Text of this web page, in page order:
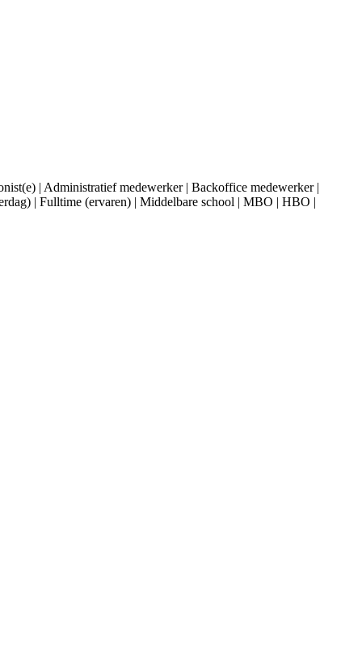
| Administratief medewerker | Backoffice medewerker |
| Fulltime (ervaren) | Middelbare school | MBO | HBO |